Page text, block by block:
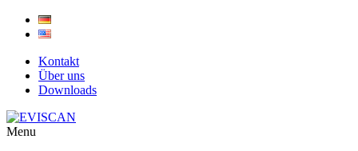
Skip
Kontakt
Über uns
Downloads
Menu